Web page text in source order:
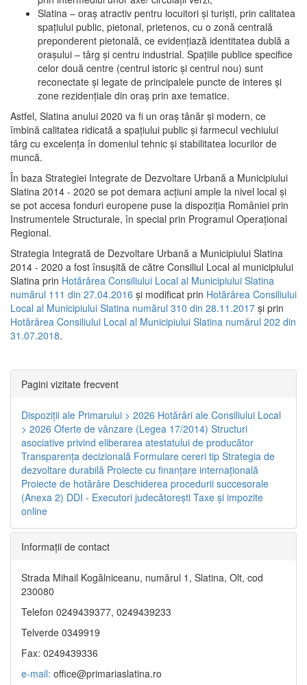
Slatina – oraş atractiv pentru locuitori şi turişti, prin calitatea
spaţiului public, pietonal, prietenos, cu o zonă centrală
preponderent pietonală, ce evidenţiază identitatea dublă a
oraşului – târg şi centru industrial. Spaţiile publice specifice
celor două centre (centrul istoric şi centrul nou) sunt
reconectate şi legate de principalele puncte de interes şi
zone rezidenţiale din oraş prin axe tematice.
Astfel, Slatina anului 2020 va fi un oraş tânăr şi modern, ce
îmbină calitatea ridicată a spaţiului public şi farmecul vechiului
târg cu excelenţa în domeniul tehnic şi stabilitatea locurilor de
muncă.
În baza Strategiei Integrate de Dezvoltare Urbană a Municipiului
Slatina 2014 - 2020 se pot demara acţiuni ample la nivel local şi
se pot accesa fonduri europene puse la dispoziţia României prin
Instrumentele Structurale, în special prin Programul Operațional
Regional.
Strategia Integrată de Dezvoltare Urbană a Municipiului Slatina
2014 - 2020 a fost însuşită de către Consiliul Local al municipiului
Slatina prin Hotărârea Consiliului Local al Municipiului Slatina
numărul 111 din 27.04.2016 și modificat prin Hotărârea Consiliului
Local al Municipiului Slatina numărul 310 din 28.11.2017 și prin
Hotărârea Consiliului Local al Municipiului Slatina numărul 202 din
31.07.2018.
Pagini vizitate frecvent
Dispoziţii ale Primarului > 2026 Hotărâri ale Consiliului Local
> 2026 Oferte de vânzare (Legea 17/2014) Structuri
asociative privind eliberarea atestatului de producător
Transparenţa decizională Formulare cereri tip Strategia de
dezvoltare durabilă Proiecte cu finanţare internaţională
Proiecte de hotărâre Deschiderea procedurii succesorale
(Anexa 2) DDI - Executori judecătorești Taxe şi impozite
online
Informaţii de contact
Strada Mihail Kogălniceanu, numărul 1, Slatina, Olt, cod
230080
Telefon 0249439377, 0249439233
Telverde 0349919
Fax: 0249439336
e-mail: office@primariaslatina.ro